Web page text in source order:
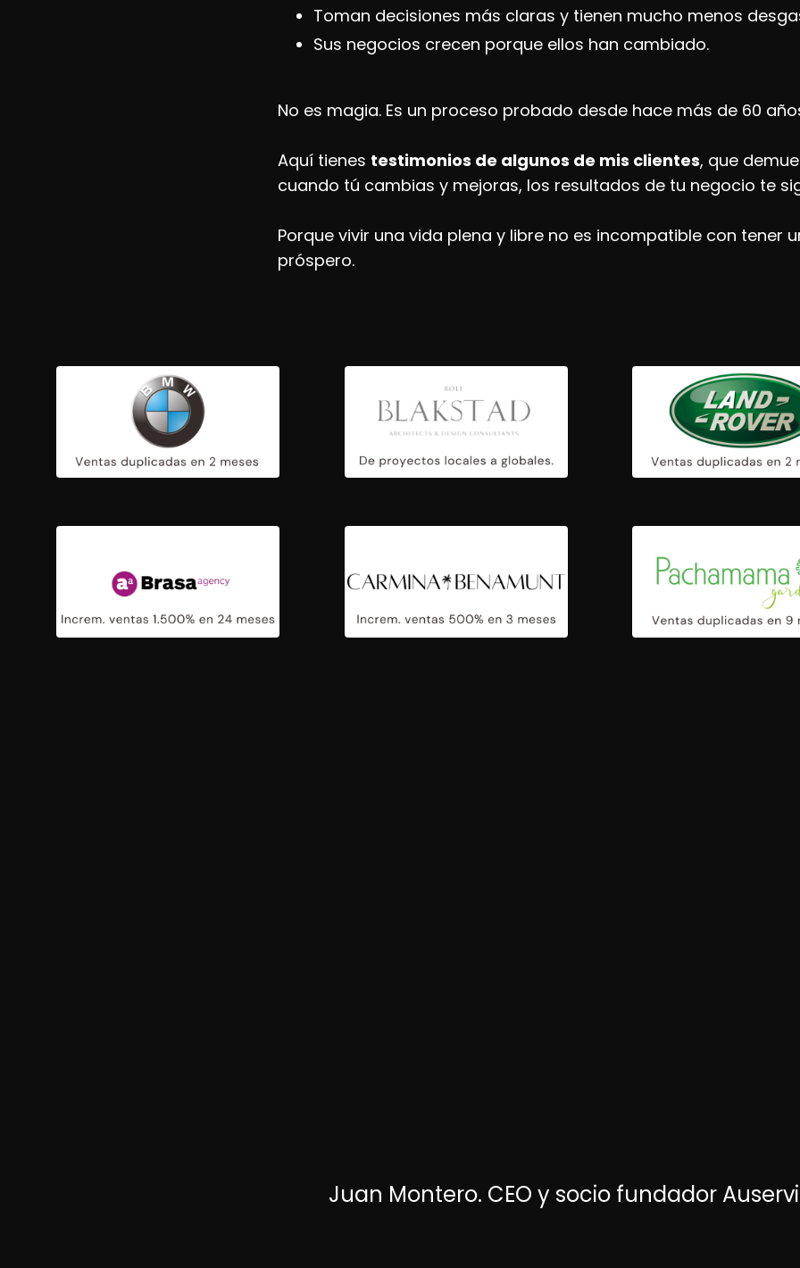
Toman decisiones más claras y tienen mucho menos
Sus negocios crecen porque ellos han cambiado.
No es magia. Es un proceso probado desde hace más de 60
Aquí tienes testimonios de algunos de mis clientes, que
cuando tú cambias y mejoras, los resultados de tu negocio te
Porque vivir una vida plena y libre no es incompatible con tener
próspero.
Juan Montero. CEO y socio fundador